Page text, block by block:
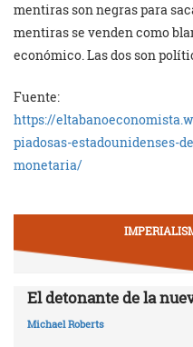
mentiras son negras para
mentiras se venden como
económico. Las dos son
Fuente:
https://
piadosas-estadounidenses-
monetaria/
El detonante de la
Michael Roberts